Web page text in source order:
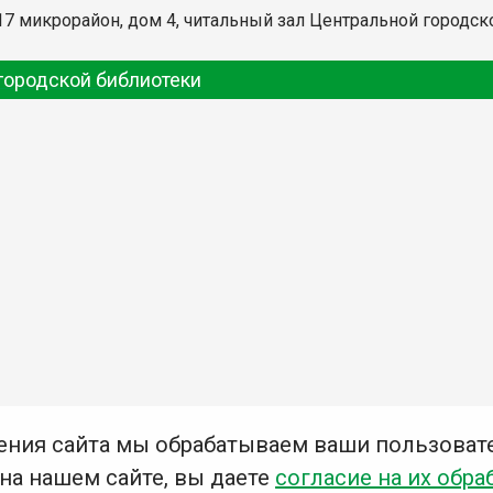
микрорайон, дом 4, читальный зал Центральной
библиотеки
сайта мы обрабатываем ваши
нашем сайте, вы даете согласие на их